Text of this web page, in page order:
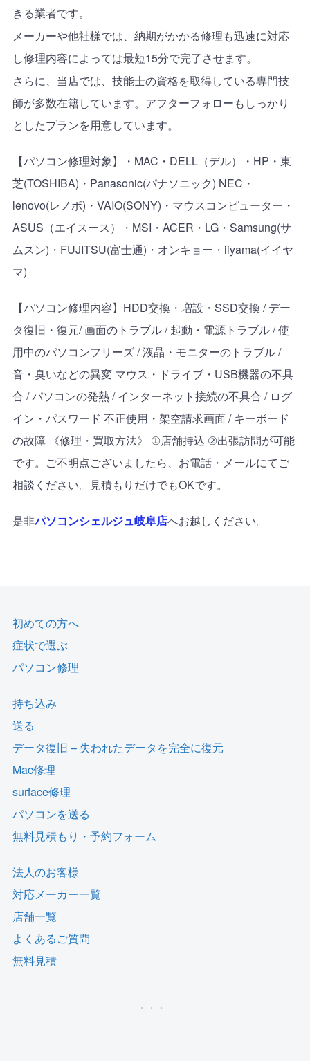
きる業者です。
メーカーや他社様では、納期がかかる修理も迅速に対応
し修理内容によっては最短15分で完了させます。
さらに、当店では、技能士の資格を取得している専門技
師が多数在籍しています。アフターフォローもしっかり
としたプランを用意しています。
【パソコン修理対象】・ MAC ・ DELL（デル）・ HP ・東
芝(TOSHIBA) ・ Panasonic(パナソニック) NEC ・
lenovo(レノボ) ・ VAIO(SONY) ・マウスコンピューター・
ASUS （エイスース）・ MSI ・ ACER ・ LG・ Samsung(サ
ムスン) ・ FUJITSU(富士通) ・オンキョー・ iiyama(イイヤ
マ)
【パソコン修理内容】 HDD交換・増設・ SSD交換 /デー
タ復旧・復元/画面のトラブル/起動・電源トラブル/使
用中のパソコンフリーズ/液晶・モニターのトラブル/
音・臭いなどの異変 マウス・ドライブ・ USB機器の不具
合 /パソコンの発熱/インターネット接続の不具合 / ログ
イン・パスワード 不正使用・架空請求画面/キーボード
の故障 《修理・買取方法》
①店舗持込 ②出張訪問が可能
です。ご不明点ございましたら、お電話・メールにてご
相談ください。見積もりだけでもOKです。
是非パソコンシェルジュ岐阜店へお越しください。
初めての方へ
症状で選ぶ
パソコン修理
持ち込み
送る
データ復旧 – 失われたデータを完全に復元
Mac修理
surface修理
パソコンを送る
無料見積もり・予約フォーム
法人のお客様
対応メーカー一覧
店舗一覧
よくあるご質問
無料見積